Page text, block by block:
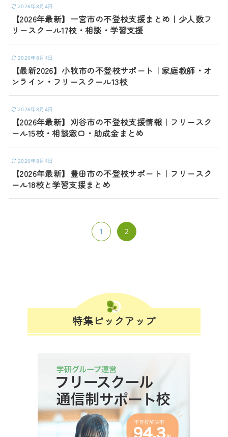
2026年8月4日
【2026年最新】一宮市の不登校支援まとめ｜少人数フ
リースクール17校・相談・学習支援
2026年8月4日
【最新2026】小牧市の不登校サポート｜家庭教師・オ
ンライン・フリースクール13校
2026年8月4日
【2026年最新】刈谷市の不登校支援情報｜フリースク
ール15校・相談窓口・助成金まとめ
2026年8月4日
【2026年最新】豊田市の不登校サポート｜フリースク
ール18校と学習支援まとめ
1 2
特集ピックアップ